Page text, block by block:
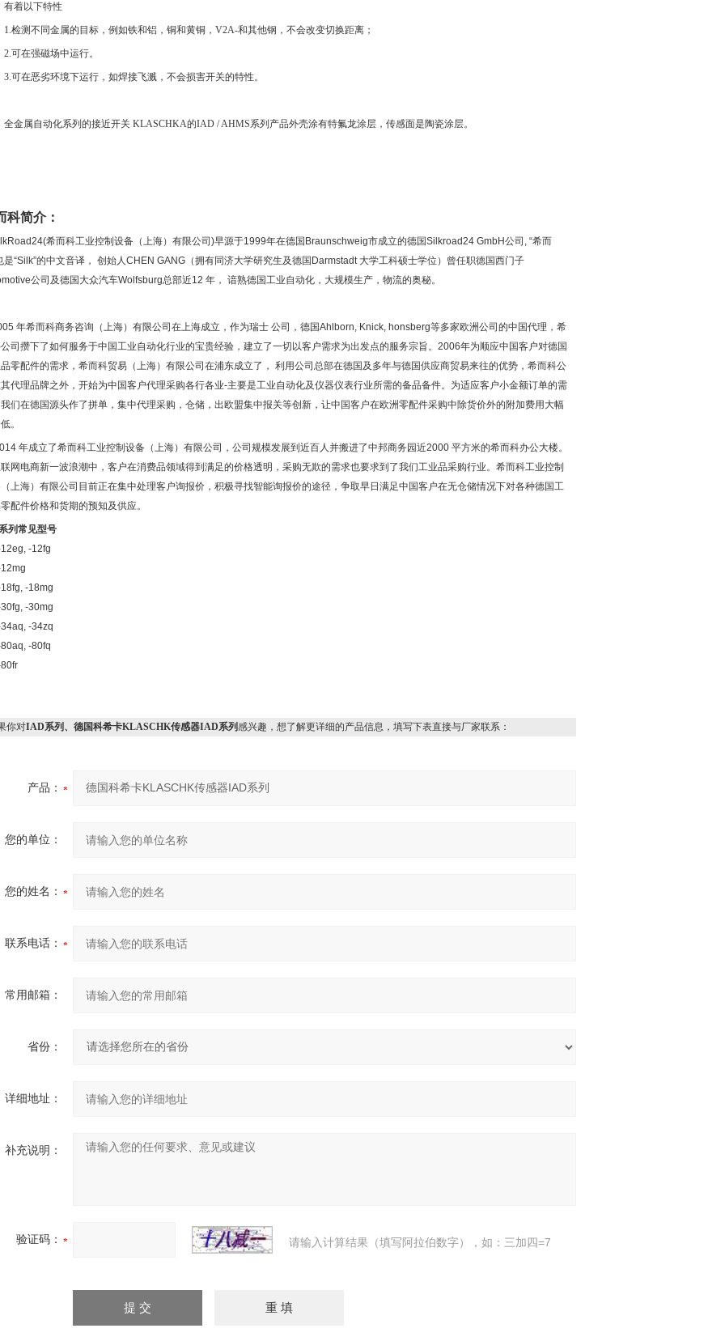
有着以下特性
1.检测不同金属的目标，例如铁和铝，铜和黄铜， V2A-和其他钢，不会改变切换距离；
2.可在强磁场中运行。
3.可在恶劣环境下运行，如焊接飞溅，不会损害开关的特性。
全金属自动化系列的接近开关 KLASCHKA的IAD / AHMS系列产品外壳涂有特氟龙涂层，传感面是陶瓷涂层。
科简介：
希而科工业控制设备（上海）有限公司 )早源于1999年在德国 Braunschweig市成立的德国Silkroad24 GmbH公司 , “希而
是“Silk”的中文音译， 创始人CHEN GANG （拥有同济大学研究生及德国 Darmstadt 大学工科硕士学位）曾任职德国西门子
公司及德国大众汽车Wolfsburg总部近12 年， 谙熟德国工业自动化，大规模生产，物流的奥秘。
年希而科商务咨询（上海）有限公司在上海成立，作为瑞士 公司，德国Ahlborn, Knick, honsberg等多家欧洲公司的中国代理，希
司攒下了如何服务于中国工业自动化行业的宝贵经验，建立了一切以客户需求为出发点的服务宗旨。 2006年为顺应中国客户对德国
零配件的需求，希而科贸易（上海）有限公司在浦东成立了， 利用公司总部在德国及多年与德国供应商贸易来往的优势，希而科公
代理品牌之外，开始为中国客户代理采购各行各业-主要是工业自动化及仪器仪表行业所需的备品备件。为适应客户小金额订单的需
们在德国源头作了拼单，集中代理采购，仓储，出欧盟集中报关等创新，让中国客户在欧洲零配件采购中除货价外的附加费用大幅
。
年成立了希而科工业控制设备（上海）有限公司，公司规模发展到近百人并搬进了中邦商务园近2000 平方米的希而科办公大楼。
网电商新一波浪潮中，客户在消费品领域得到满足的价格透明，采购无欺的需求也要求到了我们工业品采购行业。希而科工业控制
上海）有限公司目前正在集中处理客户询报价，积极寻找智能询报价的途径，争取早日满足中国客户在无仓储情况下对各种德国工
配件价格和货期的预知及供应。
列常见型号
12eg, -12fg
12mg
18fg, -18mg
30fg, -30mg
34aq, -34zq
80aq, -80fq
80fr
你对IAD系列、德国科希卡KLASCHK传感器IAD系列感兴趣，想了解更详细的产品信息，填写下表直接与厂家联系：
产品：
您的单位：
您的姓名：
联系电话：
常用邮箱：
省份：
详细地址：
补充说明：
验证码： 请输入计算结果（填写阿拉伯数字），如：三加四=7